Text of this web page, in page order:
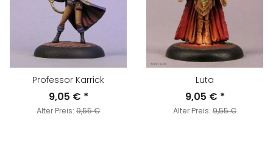
Professor Karrick
9,05 € *
Alter Preis: 9,55 €
Luta
9,05 € *
Alter Preis: 9,55 €